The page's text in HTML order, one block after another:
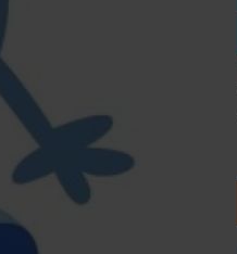
Défaire les idées
(Dimanche 21h)